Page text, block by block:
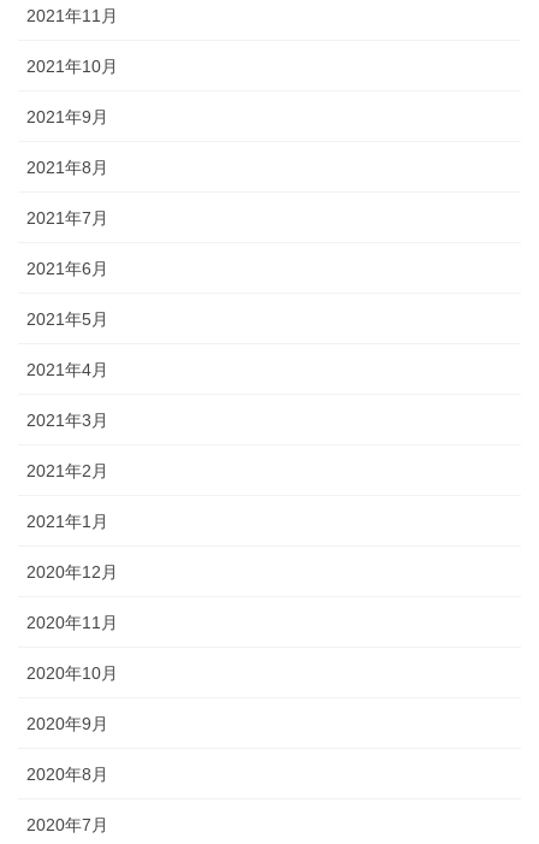
2021年11月
2021年10月
2021年9月
2021年8月
2021年7月
2021年6月
2021年5月
2021年4月
2021年3月
2021年2月
2021年1月
2020年12月
2020年11月
2020年10月
2020年9月
2020年8月
2020年7月